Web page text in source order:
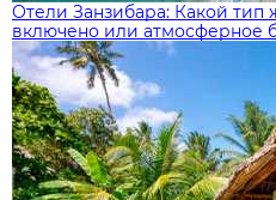
Отели Занзибара: Какой тип
включено или атмосферное